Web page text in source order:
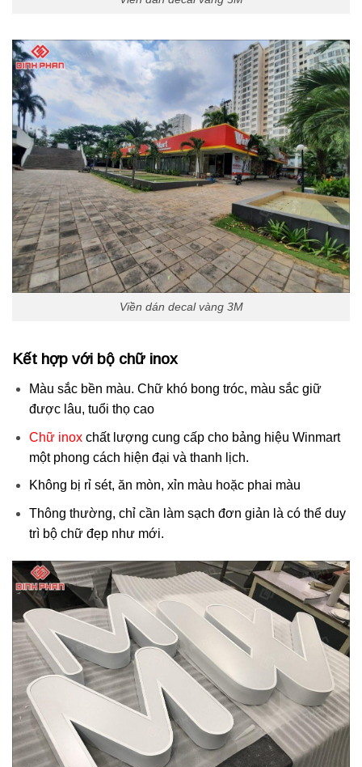
Viền dán decal vàng 3M
Kết hợp với bộ chữ inox
Màu sắc bền màu. Chữ khó bong tróc, màu sắc giữ
được lâu, tuổi thọ cao
Chữ inoxchất lượng cung cấp cho bảng hiệu Winmart
một phong cách hiện đại và thanh lịch.
Không bị rỉ sét, ăn mòn, xỉn màu hoặc phai màu
Thông thường, chỉ cần làm sạch đơn giản là có thể duy
trì bộ chữ đẹp như mới.